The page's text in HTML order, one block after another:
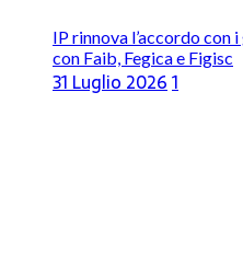
IP rinnova l’accordo
con Faib, Fegica e Figisc
31 Luglio 20261